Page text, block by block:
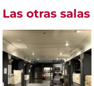
Las otras salas